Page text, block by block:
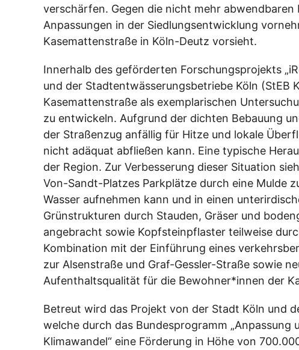
verschärfen. Gegen die nicht mehr abwendbaren
Anpassungen in der Siedlungsentwicklung
Kasemattenstraße in Köln-Deutz vorsieht.
Innerhalb des geförderten Forschungsprojekts
und der Stadtentwässerungsbetriebe Köln (StEB
Kasemattenstraße als exemplarischen
zu entwickeln. Aufgrund der dichten Bebauung
der Straßenzug anfällig für Hitze und lokale
nicht adäquat abfließen kann. Eine typische
der Region. Zur Verbesserung dieser Situation
Von-Sandt-Platzes Parkplätze durch eine Mulde
Wasser aufnehmen kann und in einen
Grünstrukturen durch Stauden, Gräser und
angebracht sowie Kopfsteinpflaster teilweise
Kombination mit der Einführung eines
zur Alsenstraße und Graf-Gessler-Straße sowie
Aufenthaltsqualität für die Bewohner*innen der
Betreut wird das Projekt von der Stadt Köln und
welche durch das Bundesprogramm „Anpassung
Klimawandel“ eine Förderung in Höhe von